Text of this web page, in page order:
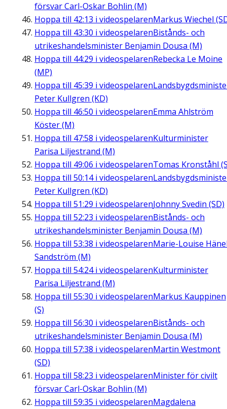
försvar Carl-Oskar Bohlin (M)
Hoppa till 42:13 i videospelarenMarkus Wiechel
Hoppa till 43:30 i videospelarenBistånds- och
utrikeshandelsminister Benjamin Dousa (M)
Hoppa till 44:29 i videospelarenRebecka Le Moine
(MP)
Hoppa till 45:39 i videospelaren
Peter Kullgren (KD)
Hoppa till 46:50 i videospelarenEmma Ahlström
Köster (M)
Hoppa till 47:58 i videospelarenKulturminister
Parisa Liljestrand (M)
Hoppa till 49:06 i videospelarenTomas Kronståhl
Hoppa till 50:14i videospelaren
Peter Kullgren (KD)
Hoppa till 51:29 i videospelarenJohnny Svedin (SD)
Hoppa till 52:23 i videospelarenBistånds- och
utrikeshandelsminister Benjamin Dousa (M)
Hoppa till 53:38 i videospelarenMarie-Louise
Sandström (M)
Hoppa till 54:24i videospelarenKulturminister
Parisa Liljestrand (M)
Hoppa till 55:30 i videospelarenMarkus Kauppinen
(S)
Hoppa till 56:30 i videospelarenBistånds- och
utrikeshandelsminister Benjamin Dousa (M)
Hoppa till 57:38 i videospelarenMartin Westmont
(SD)
Hoppa till 58:23 i videospelarenMinister för civilt
försvar Carl-Oskar Bohlin (M)
Hoppa till 59:35 i videospelarenMagdalena